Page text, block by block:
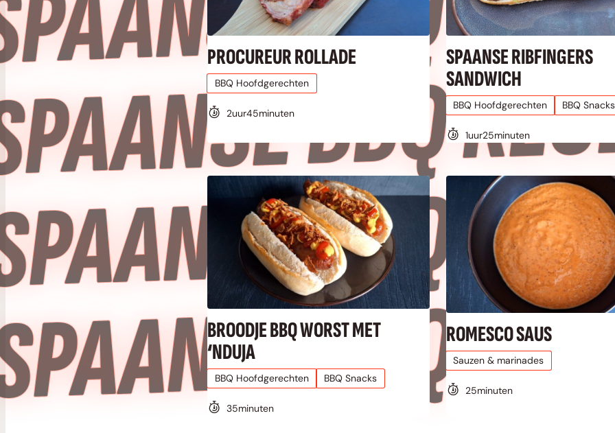
PROCUREUR ROLLADE
BBQ Hoofdgerechten
2uur45minuten
SPAANSE RIBFINGERS
SANDWICH
BBQ Hoofdgerechten BBQ Snacks
1uur25minuten
BROODJE BBQ WORST MET
‘NDUJA
BBQ Hoofdgerechten BBQ Snacks
35minuten
ROMESCO SAUS
Sauzen & marinades
25minuten